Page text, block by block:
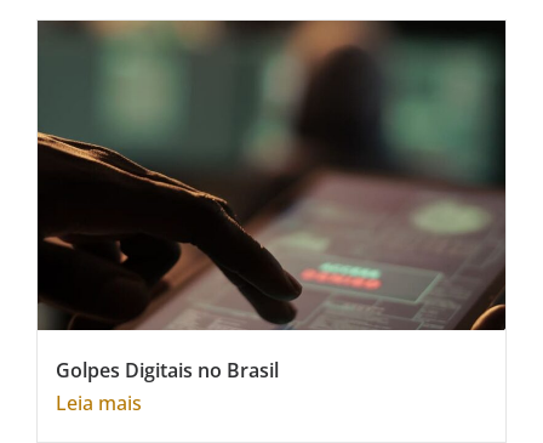
Golpes Digitais no Brasil
Leia mais